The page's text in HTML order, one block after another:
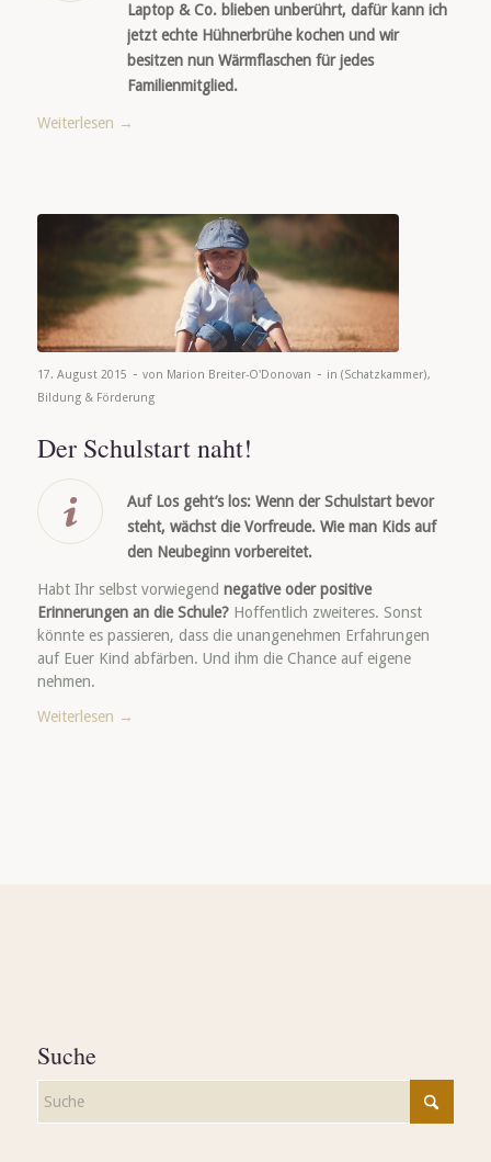
Laptop & Co. blieben unberührt, dafür kann ich
jetzt echte Hühnerbrühe kochen und wir
besitzen nun Wärmflaschen für jedes
Familienmitglied.
Weiterlesen →
17. August 2015 - von Marion Breiter-O'Donovan - in (Schatzkammer),
Bildung & Förderung
Der Schulstart naht!
Auf Los geht’s los: Wenn der Schulstart bevor
steht, wächst die Vorfreude. Wie man Kids auf
den Neubeginn vorbereitet.
Habt Ihr selbst vorwiegend negative oder positive
Erinnerungen an die Schule?Hoffentlich zweiteres. Sonst
könnte es passieren, dass die unangenehmen Erfahrungen
auf Euer Kind abfärben. Und ihm die Chance auf eigene
nehmen.
Weiterlesen →
Suche